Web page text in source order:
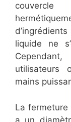
liquide ne
utilisateurs
mains
La fermeture
a un